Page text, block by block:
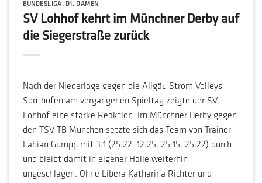
BUNDESLIGA, D1 , DAMEN
SV Lohhof kehrt im Münchner Derby auf
die Siegerstraße zurück
Nach der Niederlage gegen die Allgäu Strom Volleys
Sonthofen am vergangenen Spieltag zeigte der SV
Lohhof eine starke Reaktion. Im Münchner Derby gegen
den TSV TB München setzte sich das Team von Trainer
Fabian Gumpp mit 3:1 (25:22, 12:25, 25:15, 25:22) durch
und bleibt damit in eigener Halle weiterhin
ungeschlagen. Ohne Libera Katharina Richter und